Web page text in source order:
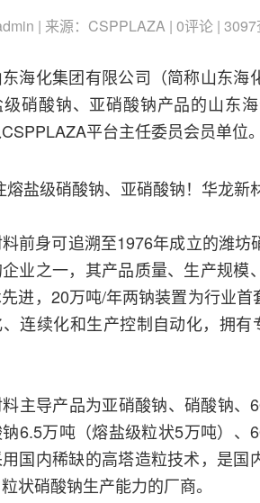
| 来源：CSPPLAZA | 0评论 |
海化集团有限公司（简称山东
硝酸钠、亚硝酸钠产品的山东
平台主任委员会员单位。
前身可追溯至1976年成立的潍
业之一，其产品质量、生产规
进，20万吨/年两钠装置为行业
连续化和生产控制自动化，拥
主导产品为亚硝酸钠、硝酸钠
6.5万吨（熔盐级粒状5万吨）
国内稀缺的高塔造粒技术，是
状硝酸钠生产能力的厂商。